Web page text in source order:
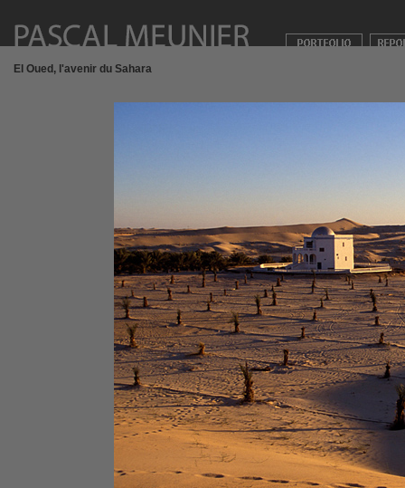
El Oued, l'avenir du Sahara